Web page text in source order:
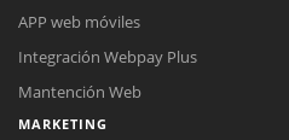
APP web móviles
Integración Webpay Plus
Mantención Web
MARKETING